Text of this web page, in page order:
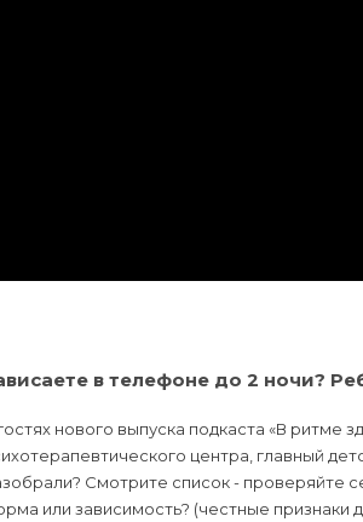
в телефоне до 2 ночи?
нового выпуска подкаста «В ритме
центра, главный
Смотрите список - проверяйте
или зависимость? (честные признаки